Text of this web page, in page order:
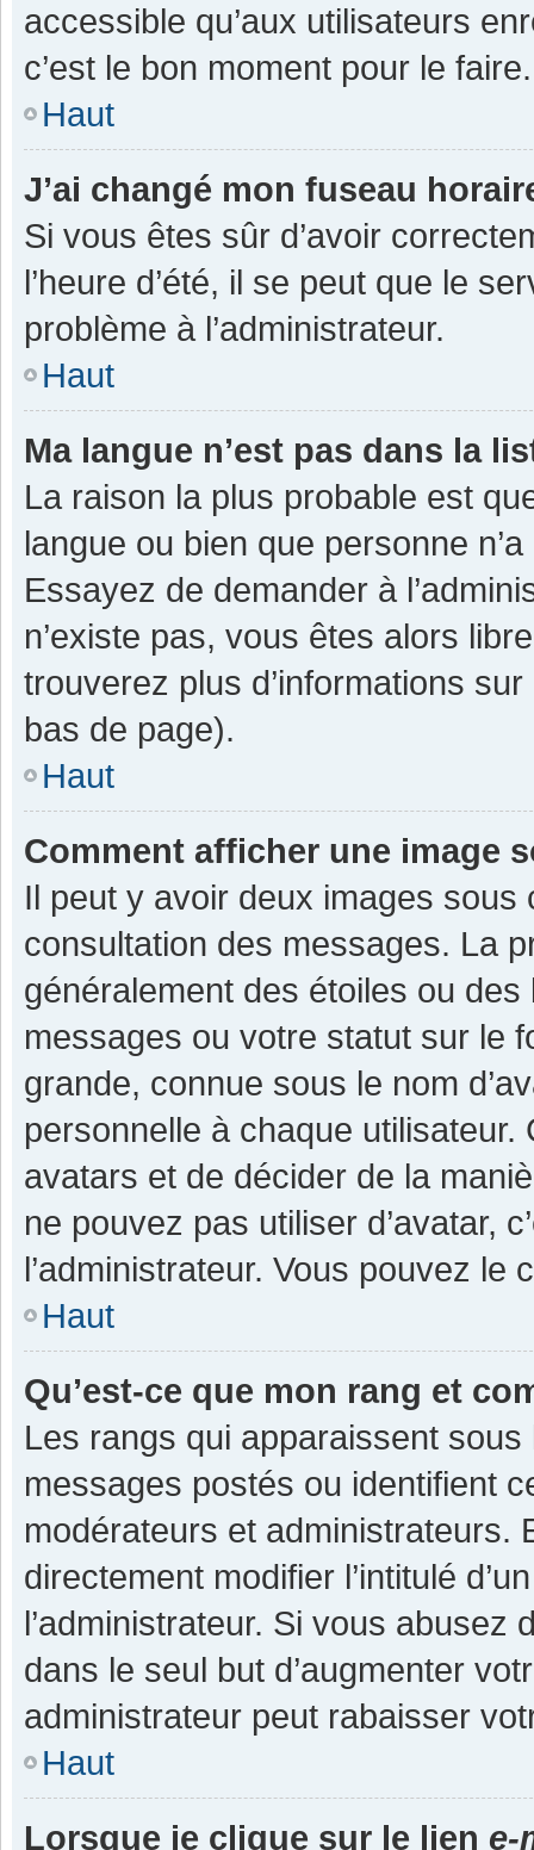
accessible qu’aux utilisateurs
c’est le bon moment pour le faire.
Haut
J’ai changé mon fuseau
Si vous êtes sûr d’avoir
l’heure d’été, il se peut que le
problème à l’administrateur.
Haut
Ma langue n’est pas dans la
La raison la plus probable est
langue ou bien que personne
Essayez de demander à
n’existe pas, vous êtes alors
trouverez plus d’informations
bas de page).
Haut
Comment afficher une image
Il peut y avoir deux images sous
consultation des messages. La
généralement des étoiles ou
messages ou votre statut sur le
grande, connue sous le nom
personnelle à chaque utilisateur.
avatars et de décider de la
ne pouvez pas utiliser d’avatar,
l’administrateur. Vous pouvez
Haut
Qu’est-ce que mon rang et
Les rangs qui apparaissent
messages postés ou identifient
modérateurs et administrateurs.
directement modifier l’intitulé
l’administrateur. Si vous
dans le seul but d’augmenter
administrateur peut rabaisser
Haut
Lorsque je clique sur le lien e-